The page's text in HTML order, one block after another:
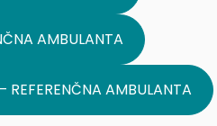
AMBULANTA
AMBULANTA